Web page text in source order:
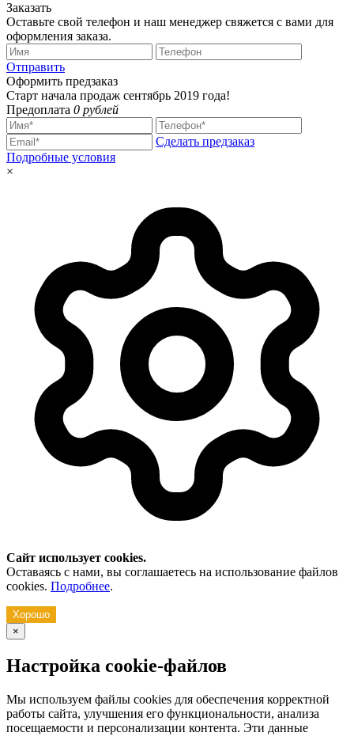
Заказать
Оставьте свой телефон и наш менеджер свяжется с вами для
оформления заказа.
Отправить
Оформить предзаказ
Старт начала продаж сентябрь 2019 года!
Предоплата 0 рублей
Сделать предзаказ
Подробные условия
×
Сайт использует cookies.
Оставаясь с нами, вы соглашаетесь на использование файлов
cookies. Подробнее.
Хорошо
×
Настройка cookie-файлов
Мы используем файлы cookies для обеспечения корректной
работы сайта, улучшения его функциональности, анализа
посещаемости и персонализации контента. Эти данные